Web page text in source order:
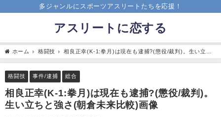
多ジャンルにスポーツアスリートたちを応援！
アスリートに恋する
ホーム 格闘技
相良正幸(K-1:拳月)は現在も逮捕?(懲役/裁判)。生い立ち
と強さ(朝倉未来比較)画像
格闘技 事件/逮捕 総合
相良正幸(K-1:拳月)は現在も逮捕?(懲役/裁判)。
生い立ちと強さ(朝倉未来比較)画像